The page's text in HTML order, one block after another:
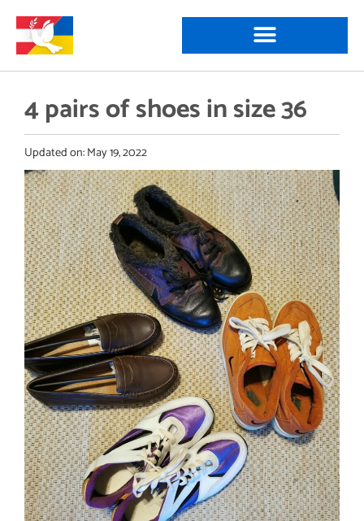
4 pairs of shoes in size 36
Updated on:May 19, 2022